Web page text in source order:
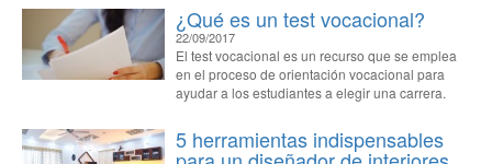
¿Qué es un test vocacional?
22/09/2017
El test vocacional es un recurso que se emplea
en el proceso de orientación vocacional para
ayudar a los estudiantes a elegir una carrera.
5 herramientas indispensables